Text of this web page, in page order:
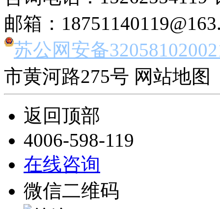
邮箱：
苏公网安备
市黄河路275号 网站地图
返回顶部
4006-598-119
在线咨询
微信二维码